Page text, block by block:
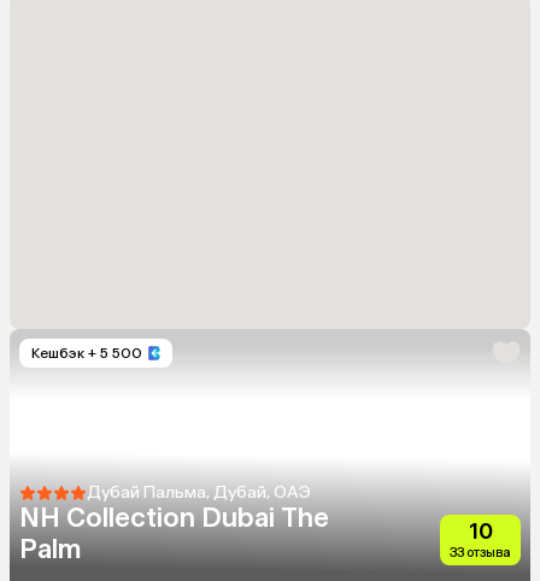
Кешбэк + 5 500
Дубай Пальма, Дубай, ОАЭ
NH Collection Dubai The
Palm
10
33 отзыва